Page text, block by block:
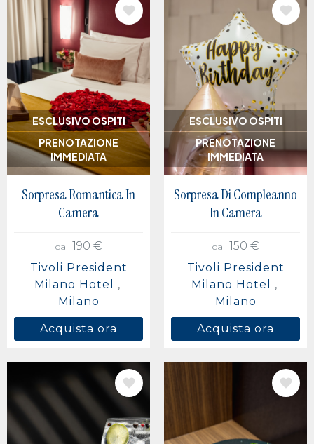
ESCLUSIVO OSPITI
PRENOTAZIONE
IMMEDIATA
IMMAGINE
Sorpresa Romantica In
Camera
da
190 €
Tivoli President
Milano Hotel
Milano
Acquista ora
ESCLUSIVO OSPITI
PRENOTAZIONE
IMMEDIATA
IMMAGINE
Sorpresa Di Compleanno
In Camera
da
150 €
Tivoli President
Milano Hotel
Milano
Acquista ora
IMMAGINE IMMAGINE